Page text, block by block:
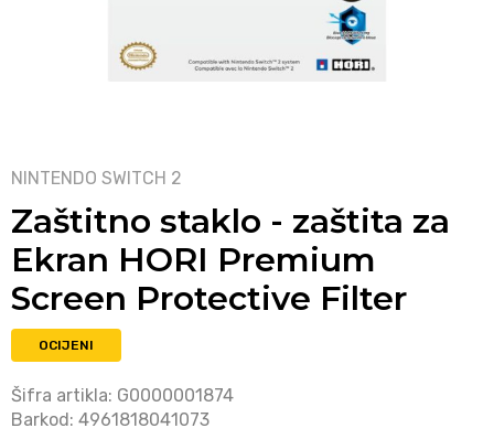
NINTENDO SWITCH 2
Zaštitno staklo - zaštita za
Ekran HORI Premium
Screen Protective Filter
OCIJENI
Šifra artikla: G0000001874
Barkod: 4961818041073